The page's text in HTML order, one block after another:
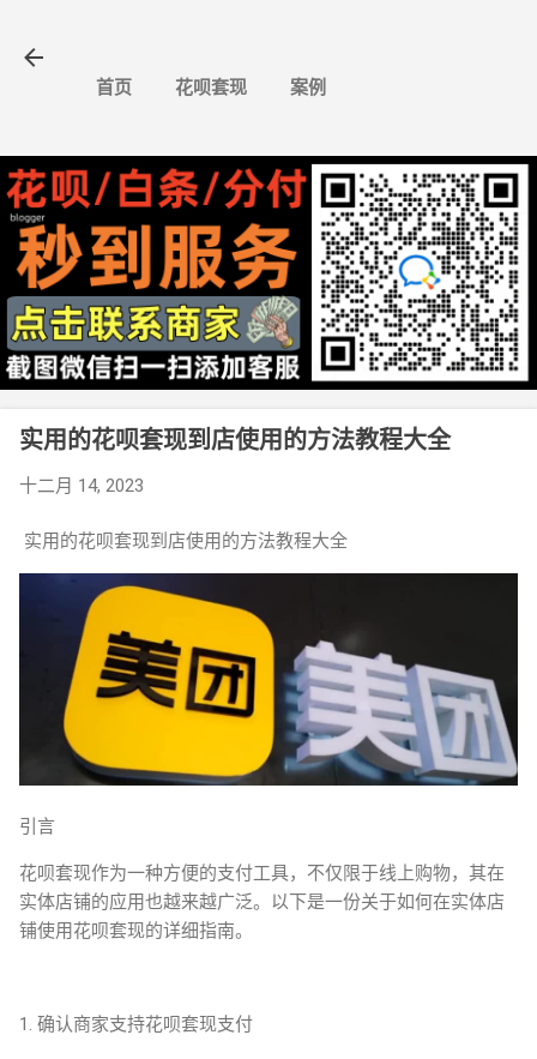
首页 花呗套现 案例
实用的花呗套现到店使用的方法教程大全
十二月 14, 2023
实用的花呗套现到店使用的方法教程大全
引言
花呗套现作为一种方便的支付工具，不仅限于线上购物，其在
实体店铺的应用也越来越广泛。以下是一份关于如何在实体店
铺使用花呗套现的详细指南。
1. 确认商家支持花呗套现支付